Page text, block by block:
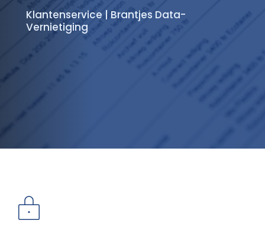
Klantenservice | Brantjes Data-
Vernietiging